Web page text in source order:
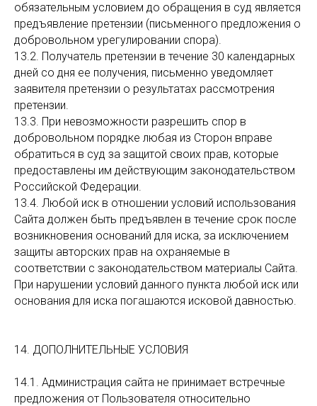
обязательным условием до обращения в суд является
предъявление претензии (письменного предложения о
добровольном урегулировании спора).
13.2. Получатель претензии в течение 30 календарных
дней со дня ее получения, письменно уведомляет
заявителя претензии о результатах рассмотрения
претензии.
13.3. При невозможности разрешить спор в
добровольном порядке любая из Сторон вправе
обратиться в суд за защитой своих прав, которые
предоставлены им действующим законодательством
Российской Федерации.
13.4. Любой иск в отношении условий использования
Сайта должен быть предъявлен в течение срок после
возникновения оснований для иска, за исключением
защиты авторских прав на охраняемые в
соответствии с законодательством материалы Сайта.
При нарушении условий данного пункта любой иск или
основания для иска погашаются исковой давностью.
14. ДОПОЛНИТЕЛЬНЫЕ УСЛОВИЯ
14.1. Администрация сайта не принимает встречные
предложения от Пользователя относительно